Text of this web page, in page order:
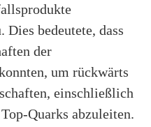
bedeutete, dass
der
um rückwärts
einschließlich
Quarks abzuleiten.